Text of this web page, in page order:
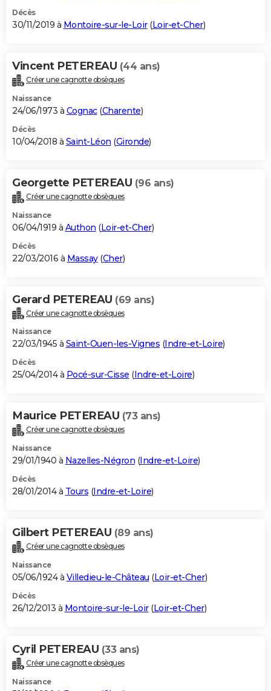
Décès
30/11/2019 à Montoire-sur-le-Loir(Loir-et-Cher)
Vincent PETEREAU (44 ans)
Créer une cagnotte obsèques
Naissance
24/06/1973 à Cognac(Charente)
Décès
10/04/2018 à Saint-Léon (Gironde)
Georgette PETEREAU (96 ans)
Créer une cagnotte obsèques
Naissance
06/04/1919 à Authon (Loir-et-Cher)
Décès
22/03/2016 à Massay(Cher)
Gerard PETEREAU (69 ans)
Créer une cagnotte obsèques
Naissance
22/03/1945 à Saint-Ouen-les-Vignes (Indre-et-Loire)
Décès
25/04/2014 à Pocé-sur-Cisse (Indre-et-Loire)
Maurice PETEREAU (73 ans)
Créer une cagnotte obsèques
Naissance
29/01/1940 à Nazelles-Négron (Indre-et-Loire)
Décès
28/01/2014 à Tours (Indre-et-Loire)
Gilbert PETEREAU (89 ans)
Créer une cagnotte obsèques
Naissance
05/06/1924 à Villedieu-le-Château (Loir-et-Cher)
Décès
26/12/2013 à Montoire-sur-le-Loir(Loir-et-Cher)
Cyril PETEREAU (33 ans)
Créer une cagnotte obsèques
Naissance